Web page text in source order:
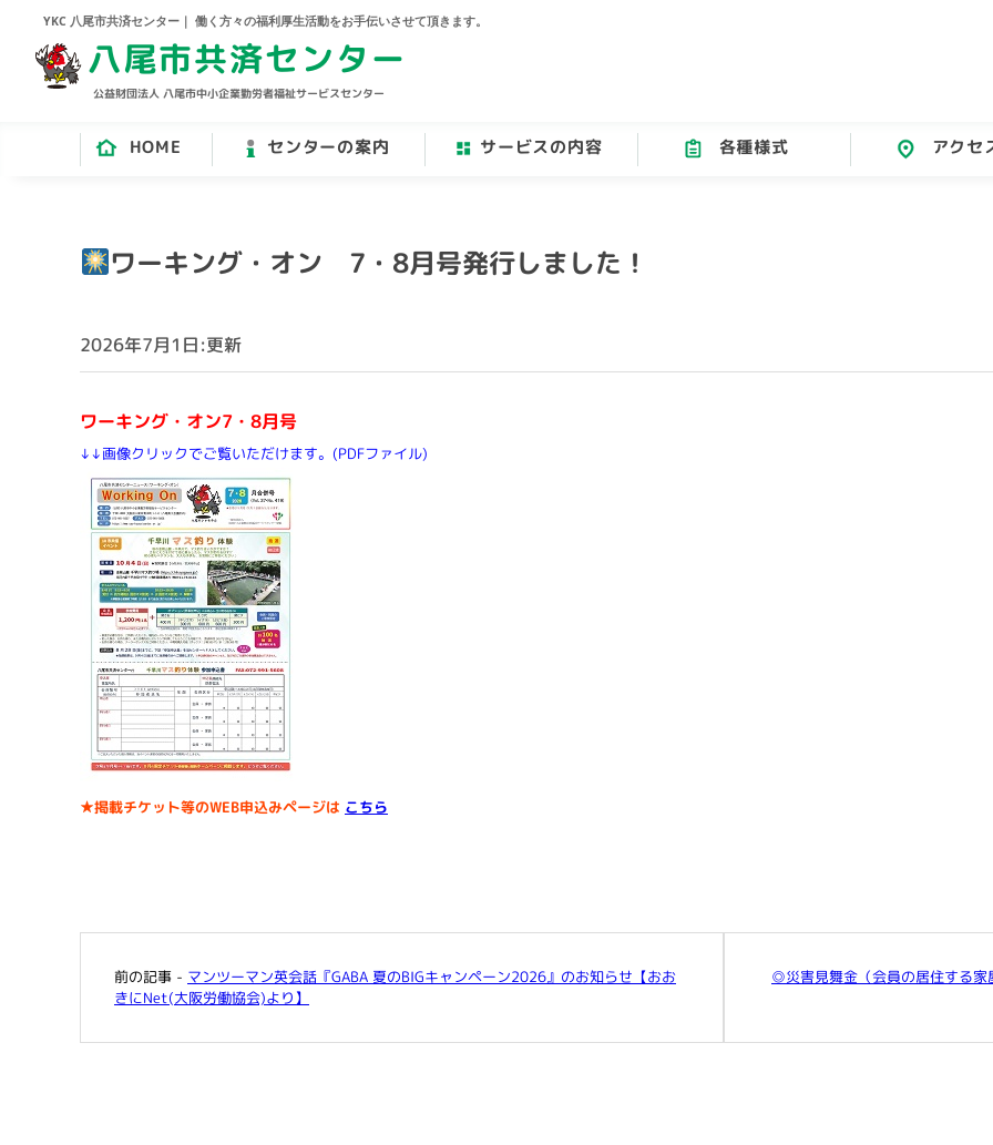
YKC 八尾市共済センター｜ 働く方々の福利厚生活動をお手伝いさせて頂きます。
八尾市共済センター
公益財団法人 八尾市中小企業勤労者福祉サービスセンター
HOME センターの案内 サービスの内容 各種様式 アクセ
ワーキング・オン 7・8月号発行しました！
2026年7月1日:更新
ワーキング・オン7・8月号
↓↓画像クリックでご覧いただけます。(PDFファイル)
★掲載チケット等のWEB申込みページは こちら
前の記事 - マンツーマン英会話『GABA 夏のBIGキャンペーン2026』のお知らせ【おお
きにNet(大阪労働協会)より】
◎災害見舞金（会員の居住する家